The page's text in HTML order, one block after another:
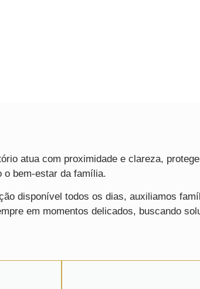
atua com proximidade e clareza,
o bem-estar da família.
disponível todos os dias, auxiliamos
em momentos delicados, buscando